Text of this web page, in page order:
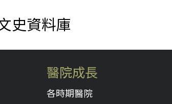
史資料庫
醫院成長
各時期醫院